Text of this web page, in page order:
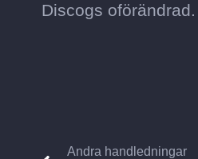
Discogs oförändrad.
Andra handledningar